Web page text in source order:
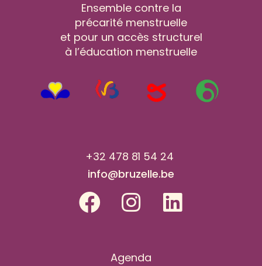
Ensemble contre la
précarité menstruelle
et pour un accès structurel
à l’éducation menstruelle
+32 478 81 54 24
info@bruzelle.be
Agenda